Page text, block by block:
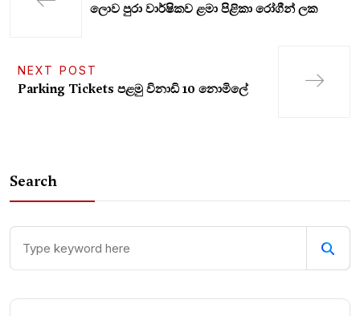
ලොව පුරා වාර්ෂිකව ළමා පිළිකා රෝගීන් ලක
NEXT POST
Parking Tickets පළමු විනාඩි 10 නොමිලේ
Search